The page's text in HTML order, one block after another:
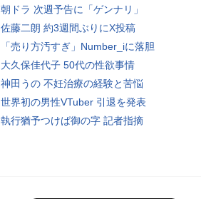
朝ドラ 次週予告に「ゲンナリ」
佐藤二朗 約3週間ぶりにX投稿
「売り方汚すぎ」Number_iに落胆
大久保佳代子 50代の性欲事情
神田うの 不妊治療の経験と苦悩
世界初の男性VTuber 引退を発表
執行猶予つけば御の字 記者指摘